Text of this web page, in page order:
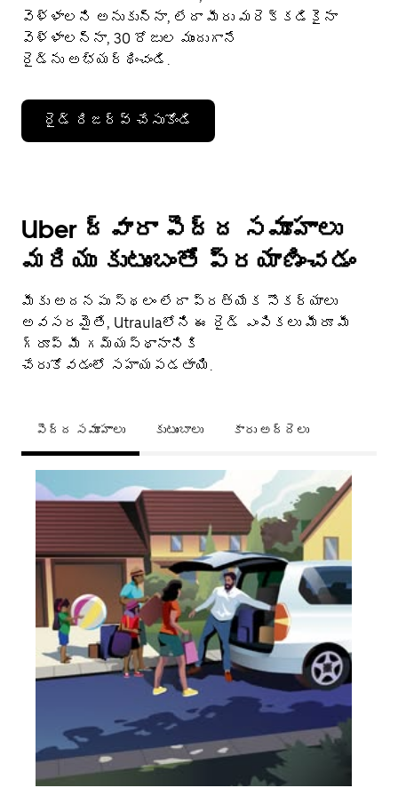
వెళ్ళాలని అనుకున్నా, లేదా మీరు మరెక్కడికైనా
వెళ్ళాలన్నా, 30 రోజుల ముందుగానే
రైడ్‌ను అభ్యర్థించండి.
రైడ్ రిజర్వ్ చేసుకోండి
Uber ద్వారా పెద్ద సమూహాలు
మరియు కుటుంబంతో ప్రయాణించడం
మీకు అదనపు స్థలం లేదా ప్రత్యేక సౌకర్యాలు
అవసరమైతే, Utraulaలోని ఈ రైడ్ ఎంపికలు మీరూ మీ
గ్రూప్ మీ గమ్యస్థానానికి
చేరుకోవడంలో సహాయపడతాయి.
పెద్ద సమూహాలు కుటుంబాలు కారు అద్దెలు